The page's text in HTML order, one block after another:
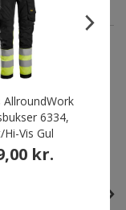
Bestseller
Skarp pris
AllroundWork
6334,
Vis Gul
kr.